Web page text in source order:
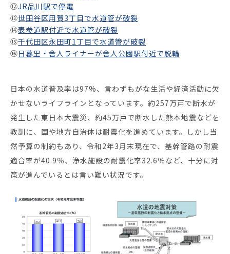
⑫JR品川駅で停電
⑬世田谷区用賀3丁目で水道管が破裂
⑭表参道駅付近で水道管が破裂
⑮千代田区永田町1丁目で水道管が破裂
⑯日暮里・舎人ライナーが舎人公園駅付近で脱輪
日本の水道普及率は97%、言わずもがな生活や経済活動に欠
かせないライフラインとなっています。約257万戸で断水が
発生した東日本大震災、約45万戸で断水した熊本地震などを
教訓に、国や地方自治体は耐震化を進めています。しかし当
然予算の制約もあり、令和2年3月末現在で、基幹管路の耐震
適合率が40.9％、浄水施設の耐震化率32.6％など、十分に対
策が進んでいるとは言い難い状況です。